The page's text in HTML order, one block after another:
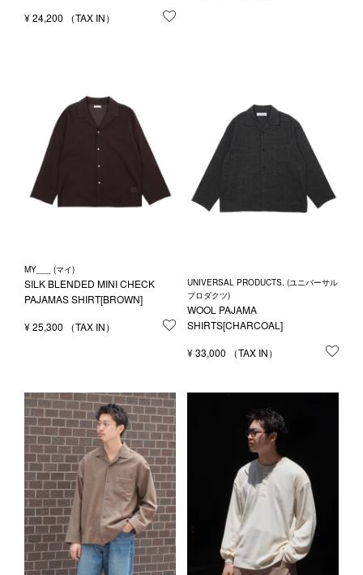
¥24,200
MY___ (マイ)
SILK BLENDED MINI CHECK
PAJAMAS SHIRT[BROWN]
¥25,300 お気に入りに登録する
UNIVERSAL PRODUCTS. (ユニバーサル
プロダクツ)
WOOL PAJAMA
SHIRTS[CHARCOAL]
¥33,000